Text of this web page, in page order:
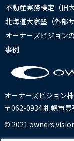
オーナーズビジョン
〒062-0934 札幌市
© 2021 owners
不動産実務検定（旧
北海道大家塾（外部サ
オーナーズビジョン
事例